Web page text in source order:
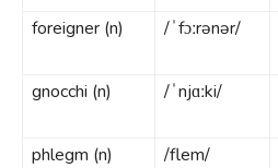
foreigner (n) /ˈfɔːrənər/
gnocchi (n) /ˈnjɑːki/
phlegm (n) /flem/